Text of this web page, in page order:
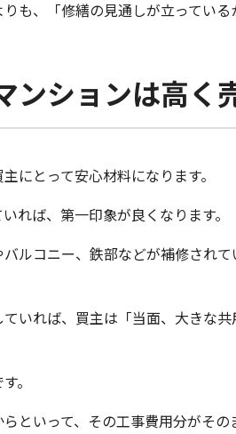
も、「修繕の見通しが立っている
ンションは高く
にとって安心材料になります。
れば、第一印象が良くなります。
ルコニー、鉄部などが補修され
いれば、買主は「当面、大きな
。
といって、その工事費用分がそ